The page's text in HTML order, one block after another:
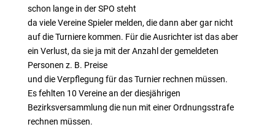
schon lange in der SPO steht
da viele Vereine Spieler melden, die dann aber gar nicht
auf die Turniere kommen. Für die Ausrichter ist das aber
ein Verlust, da sie ja mit der Anzahl der gemeldeten
Personen z. B. Preise
und die Verpflegung für das Turnier rechnen müssen.
Es fehlten 10 Vereine an der diesjährigen
Bezirksversammlung die nun mit einer Ordnungsstrafe
rechnen müssen.